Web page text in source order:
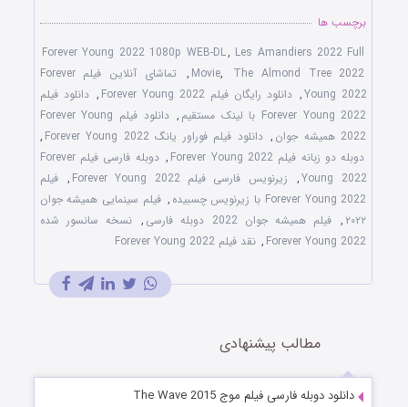
برچسب ها
Forever Young 2022 1080p WEB-DL, Les Amandiers 2022 Full
Movie, The Almond Tree 2022
,
تماشای آنلاین فیلم Forever
Young 2022
, دانلود رایگان فیلم Forever Young 2022 , دانلود فیلم
Forever Young 2022 با لینک مستقیم
,
دانلود فیلم Forever Young
2022 همیشه جوان
, دانلود فیلم فوراور یانگ Forever Young 2022
,
دوبله دو زبانه فیلم Forever Young 2022
,
دوبله فارسی فیلم Forever
Young 2022
, زیرنویس فارسی فیلم Forever Young 2022 , فیلم
Forever Young 2022 با زیرنویس چسبیده
, فیلم سینمایی همیشه جوان
۲۰۲۲ , فیلم همیشه جوان 2022 دوبله فارسی , نسخه سانسور شده
Forever Young 2022
, نقد فیلم Forever Young 2022
مطالب پیشنهادی
دانلود دوبله فارسی فیلم موج The Wave 2015